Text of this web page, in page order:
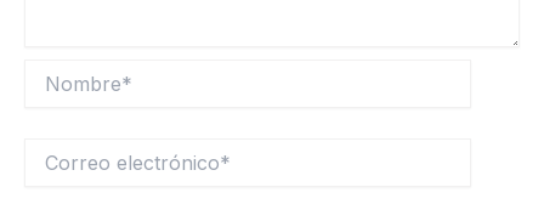
electrónico*